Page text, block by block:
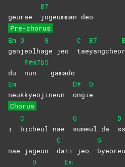
geurae
B7
jogeumman deo
Pre-chorus
Em
gan
D
jeolha
G
ge jeo
C
tae
B7
yangcheo
du
F#m7b5
nun
gamado
Em
neukkyeojineun
D#
ongi
D
e
Chorus
i
C
bicheul nae
G
sumeul da
D
nae jageun
C
dari jeo
G
D
Em